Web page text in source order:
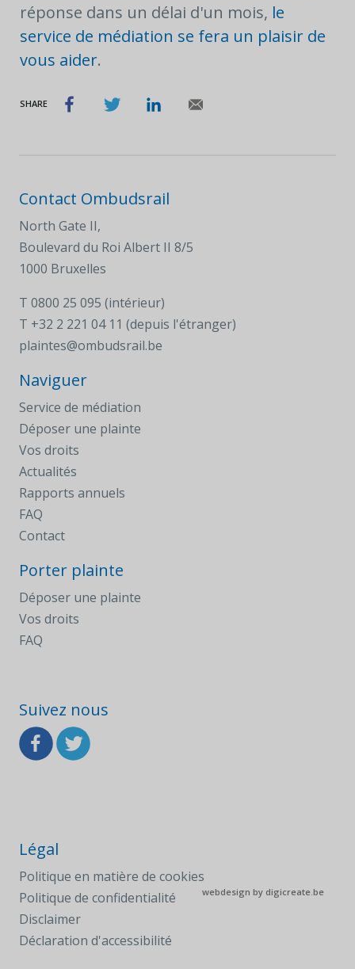
réponse dans un délai d'un mois, le
service de médiation se fera un plaisir de
vous aider.
SHARE
Contact Ombudsrail
North Gate II,
Boulevard du Roi Albert II 8/5
1000 Bruxelles
T 0800 25 095 (intérieur)
T +32 2 221 04 11 (depuis l'étranger)
plaintes@ombudsrail.be
Naviguer
Service de médiation
Déposer une plainte
Vos droits
Actualités
Rapports annuels
FAQ
Contact
Porter plainte
Déposer une plainte
Vos droits
FAQ
Suivez nous
Légal
Politique en matière de cookies
Politique de confidentialité
Disclaimer
Déclaration d'accessibilité
webdesign by digicreate.be